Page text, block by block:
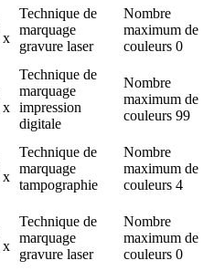
x
Technique de
marquage
gravure laser
Nombre
maximum de
couleurs 0
x
Technique de
marquage
impression
digitale
Nombre
maximum de
couleurs 99
x
Technique de
marquage
tampographie
Nombre
maximum de
couleurs 4
x
Technique de
marquage
gravure laser
Nombre
maximum de
couleurs 0